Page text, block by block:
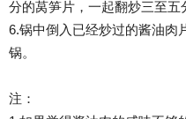
分的莴笋片，一起翻炒三至五
6.锅中倒入已经炒过的酱油肉
锅。
注：